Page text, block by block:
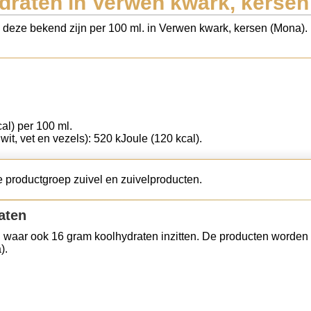
bekend zijn per 100 ml. in Verwen kwark, kersen
per 100 ml.
vet en vezels): 520 kJoule (120 kcal).
productgroep zuivel en zuivelproducten.
ook 16 gram koolhydraten inzitten. De producten